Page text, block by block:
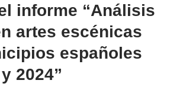
informe “Análisis
artes escénicas
españoles
2024”